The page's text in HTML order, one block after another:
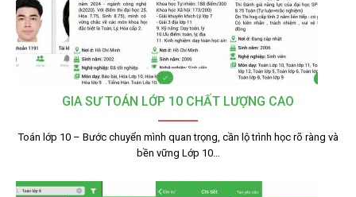
GIA SƯ TOÁN LỚP 10 CHẤT LƯỢNG CAO
Toán lớp 10 – Bước chuyển mình quan trọng, cần lộ trình học rõ ràng và
bền vững Lớp 10…